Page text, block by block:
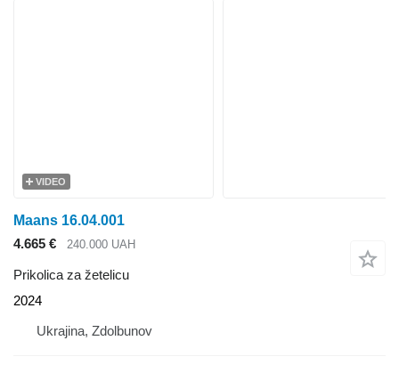
VIDEO
Maans 16.04.001
4.665 €
240.000 UAH
Prikolica za žetelicu
2024
Ukrajina, Zdolbunov